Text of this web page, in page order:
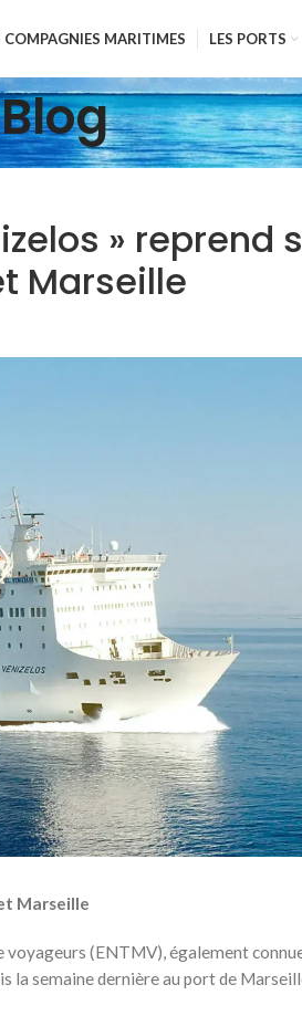
COMPAGNIES MARITIMES LES PORTS
Blog
» reprend
Marseille
Marseille
(ENTMV), également
la semaine dernière au port de